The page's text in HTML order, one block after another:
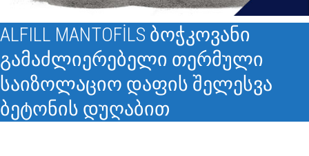
ALFILL MANTOFİLS ბოჭკოვანი
გამაძლიერებელი თერმული
საიზოლაციო დაფის შელესვა
ბეტონის დუღაბით